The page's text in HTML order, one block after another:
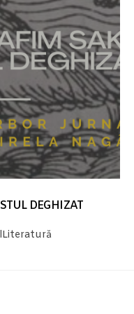
DEGHIZAT
Literatură